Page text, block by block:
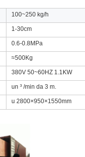
100~250 kg/h
1-30cm
0.6-0.8MPa
≈500Kg
380V 50~60HZ 1.1KW
un ³ /min da 3 m.
u 2800×950×1550mm